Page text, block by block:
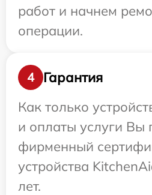
работ и начнем
операции.
4
Гарантия
Как только
и оплаты услуги Вы
фирменный
устройства
лет.